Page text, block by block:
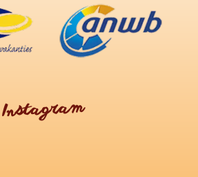
Instagram